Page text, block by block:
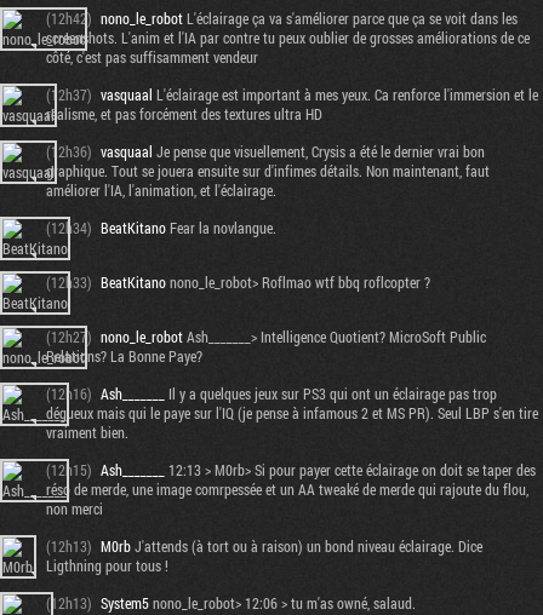
(12h42) nono_le_robotL'éclairage ça va s'améliorer parce que ça se voit dans les
screenshots. L'anim et l'IA par contre tu peux oublier de grosses améliorations de ce
côté, c'est pas suffisamment vendeur
(12h37) vasquaal L'éclairage est important à mes yeux. Ca renforce l'immersion et le
réalisme, et pas forcément des textures ultra HD
(12h36) vasquaal Je pense que visuellement, Crysis a été le dernier vrai bon
graphique. Tout se jouera ensuite sur d'infimes détails. Non maintenant, faut
améliorer l'IA, l'animation, et l'éclairage.
(12h34) BeatKitanoFear la novlangue.
(12h33) BeatKitanonono_le_robot> Roflmao wtf bbq roflcopter ?
(12h27) nono_le_robotAsh_______> Intelligence Quotient? MicroSoft Public
Relations? La Bonne Paye?
(12h16) Ash_______
Il y a quelques jeux sur PS3 qui ont un éclairage pas trop
dégueux mais qui le paye sur l'IQ (je pense à infamous 2 et MS PR). Seul LBP s'en tire
vraiment bien.
(12h15) Ash_______
12:13 > M0rb> Si pour payer cette éclairage on doit se taper des
réso de merde, une image comrpessée et un AA tweaké de merde qui rajoute du flou,
non merci
(12h13) M0rbJ'attends (à tort ou à raison) un bond niveau éclairage. Dice
Ligthning pour tous !
(12h13) System5nono_le_robot> 12:06 > tu m'as owné, salaud.